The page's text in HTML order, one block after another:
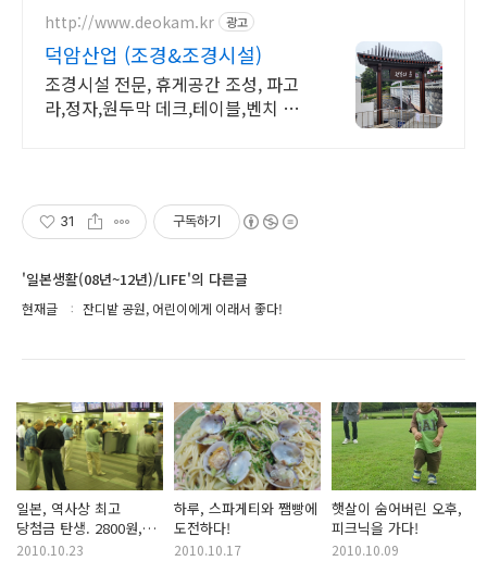
http://www.deokam.kr 광고
덕암산업 (조경&조경시설)
조경시설 전문, 휴게공간 조성, 파고
라,정자,원두막 데크,테이블,벤치 직
31 구독하기
'일본생활(08년~12년)/LIFE'의 다른글
현재글 잔디밭 공원, 어린이에게 이래서 좋다!
일본, 역사상 최고
당첨금 탄생. 2800원,
126억원이 되다!
2010.10.23
하루, 스파게티와 쨈빵에
도전하다!
2010.10.17
햇살이 숨어버린 오후,
피크닉을 가다!
2010.10.09